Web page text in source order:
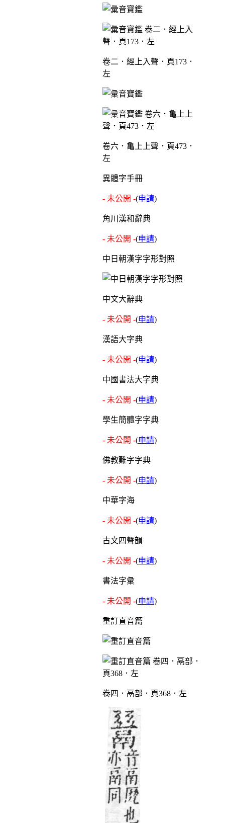
卷二．經上入聲．頁173．
左
卷六．亀上上聲．頁473．
左
異體字手冊
- 未公開 -(申請)
角川漢和辭典
- 未公開 -(申請)
中日朝漢字字形對照
中文大辭典
- 未公開 -(申請)
漢語大字典
- 未公開 -(申請)
中國書法大字典
- 未公開 -(申請)
學生簡體字字典
- 未公開 -(申請)
佛教難字字典
- 未公開 -(申請)
中華字海
- 未公開 -(申請)
古文四聲韻
- 未公開 -(申請)
書法字彙
- 未公開 -(申請)
重訂直音篇
卷四．鬲部．頁368．左